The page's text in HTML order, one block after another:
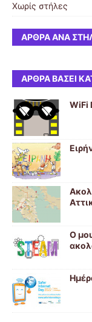
Χωρίς στήλες
ΆΡΘΡΑ ΑΝΆ
ΆΡΘΡΑ ΒΆΣΕΙ
WiFi
Ο